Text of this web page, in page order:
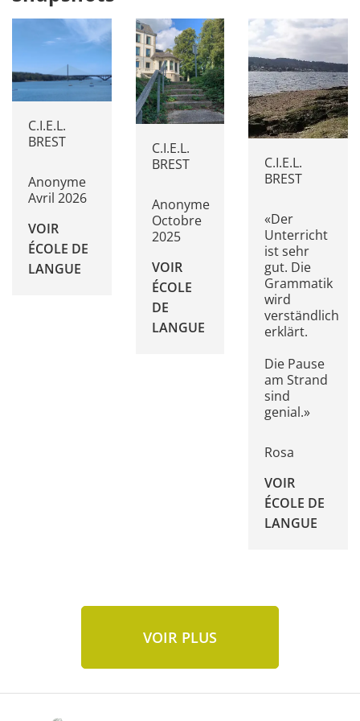
C.I.E.L.
BREST
Anonyme
Avril 2026
VOIR
ÉCOLE DE
LANGUE
C.I.E.L.
BREST
Anonyme
Octobre
2025
VOIR
ÉCOLE
DE
LANGUE
C.I.E.L.
BREST
«Der
Unterricht
ist sehr
gut. Die
Grammatik
wird
verständlich
erklärt.
Die Pause
am Strand
sind
genial.»
Rosa
VOIR
ÉCOLE DE
LANGUE
VOIR PLUS